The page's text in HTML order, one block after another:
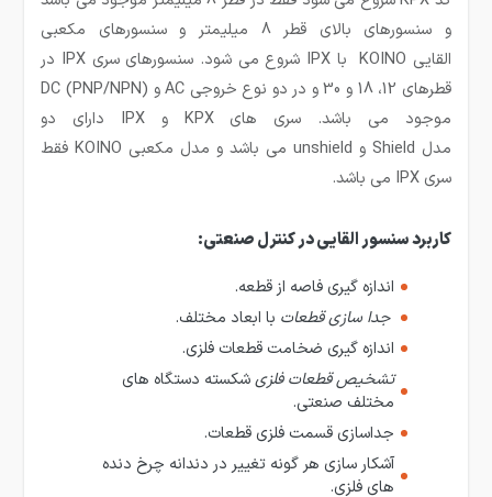
و سنسورهای بالای قطر 8 میلیمتر و سنسورهای مکعبی
القایی KOINO با IPX شروع می شود. سنسورهای سری IPX در
قطرهای 12، 18 و 30 و در دو نوع خروجی AC و DC (PNP/NPN)
موجود می باشد. سری های KPX و IPX دارای دو
مدل Shield و unshield می باشد و مدل مکعبی KOINO فقط
سری IPX می باشد.
کاربرد سنسور القایی در کنترل صنعتی:
اندازه گيری فاصه از قطعه.
جدا سازی قطعات با ابعاد مختلف.
اندازه گيری ضخامت قطعات فلزی.
تشخیص قطعات فلزیشکسته دستگاه های
مختلف صنعتی.
جداسازی قسمت فلزی قطعات.
آشکار سازی هر گونه تغییر در دندانه چرخ دنده
های فلزی.